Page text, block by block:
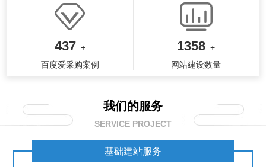
437 +
百度爱采购案例
1358 +
网站建设数量
我们的服务
SERVICE PROJECT
基础建站服务